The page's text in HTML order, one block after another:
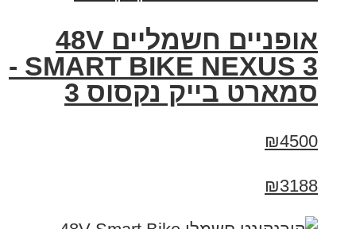
אופניים חשמליים 48V
SMART BIKE NEXUS 3 -
סמארט בייק נקסוס 3
₪4500
₪3188